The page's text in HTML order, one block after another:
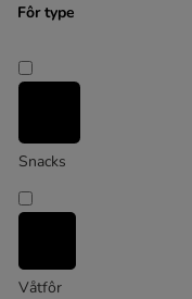
Gevir til hund
Alle natursnacks
Snacks av svin
Snacks av andre dyr
Snacks av struts
Snacks av hest
Fôr type
Snacks
Våtfôr